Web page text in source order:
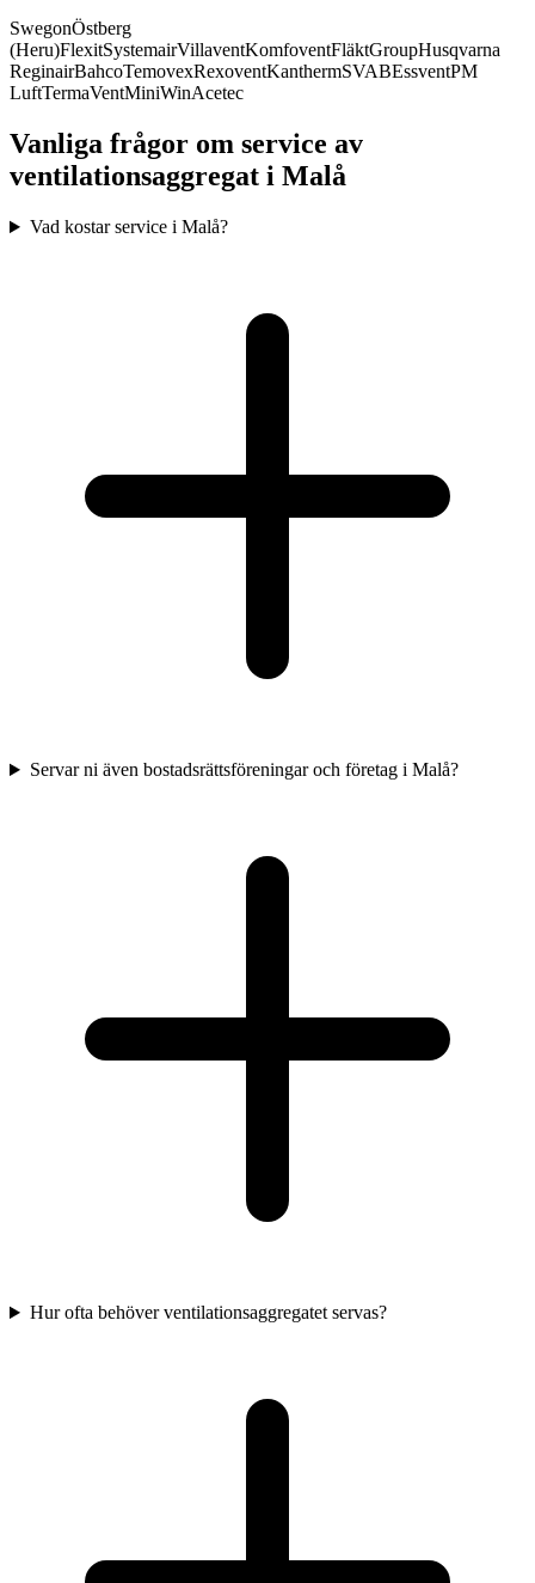
SwegonÖstberg
(Heru)FlexitSystemairVillaventKomfoventFläktGroupHusqvarna
ReginairBahcoTemovexRexoventKanthermSVABEssventPM
LuftTermaVentMiniWinAcetec
Vanliga frågor om service av
ventilationsaggregat i Malå
Vad kostar service i Malå?
Servar ni även bostadsrättsföreningar och företag i Malå?
Hur ofta behöver ventilationsaggregatet servas?